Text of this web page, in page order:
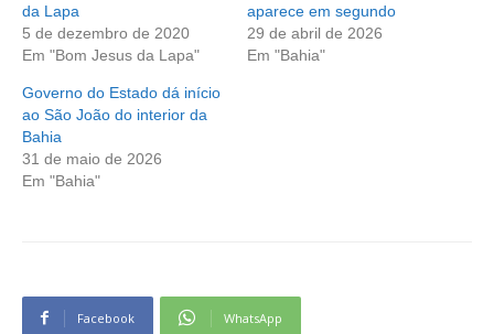
da Lapa
5 de dezembro de 2020
Em "Bom Jesus da Lapa"
aparece em segundo
29 de abril de 2026
Em "Bahia"
Governo do Estado dá início
ao São João do interior da
Bahia
31 de maio de 2026
Em "Bahia"
Facebook WhatsApp